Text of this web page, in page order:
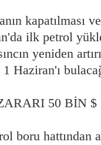
kapatılması
ilk petrol
yeniden
Haziran'ı
50 BİN $
boru hattından